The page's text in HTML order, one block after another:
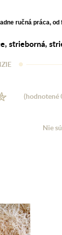
ručná práca, od
, strieborná,
(hodnotené
Nie